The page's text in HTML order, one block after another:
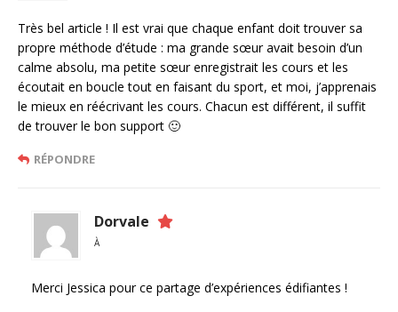
Très bel article ! Il est vrai que chaque enfant doit trouver sa
propre méthode d’étude : ma grande sœur avait besoin d’un
calme absolu, ma petite sœur enregistrait les cours et les
écoutait en boucle tout en faisant du sport, et moi, j’apprenais
le mieux en réécrivant les cours. Chacun est différent, il suffit
de trouver le bon support 🙂
RÉPONDRE
Dorvale
À
Merci Jessica pour ce partage d’expériences édifiantes !